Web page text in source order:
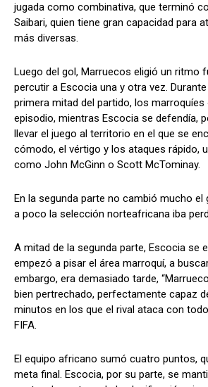
jugada como combinativa, que terminó
Saibari, quien tiene gran capacidad para
más diversas.
Luego del gol, Marruecos eligió un ritmo
percutir a Escocia una y otra vez.
primera mitad del partido, los marroquíes
episodio, mientras Escocia se defendía,
llevar el juego al territorio en el que se
cómodo, el vértigo y los ataques rápido,
como John McGinn o Scott McTominay.
En la segunda parte no cambió mucho el
a poco la selección norteafricana iba
A mitad de la segunda parte, Escocia se
empezó a pisar el área marroquí, a
embargo, era demasiado tarde,
bien pertrechado, perfectamente capaz
minutos en los que el rival ataca con
FIFA.
El equipo africano sumó cuatro puntos,
meta final. Escocia, por su parte, se